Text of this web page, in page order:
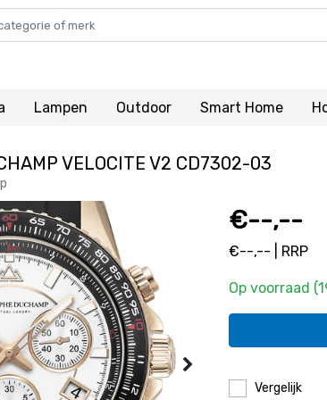
Lampen Outdoor Smart Home
VELOCITE V2 CD7302-03
€--,--
€--,-- | RRP
Op voorraad
Vergelijk